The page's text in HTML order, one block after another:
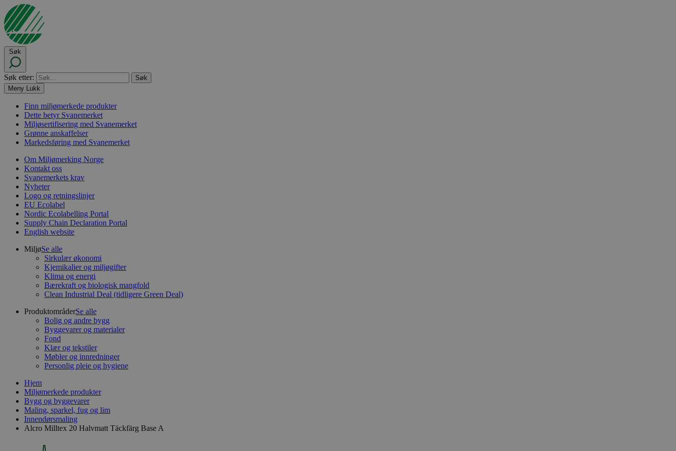
Søk
Søk etter:
Meny Lukk
Finn miljømerkede produkter
Dette betyr Svanemerket
Miljøsertifisering med Svanemerket
Grønne anskaffelser
Markedsføring med Svanemerket
Om Miljømerking Norge
Kontakt oss
Svanemerkets krav
Nyheter
Logo og retningslinjer
EU Ecolabel
Nordic Ecolabelling Portal
Supply Chain Declaration Portal
English website
MiljøSe alle
Sirkulær økonomi
Kjemikalier og miljøgifter
Klima og energi
Bærekraft og biologisk mangfold
Clean Industrial Deal (tidligere Green Deal)
ProduktområderSe alle
Bolig og andre bygg
Byggevarer og materialer
Fond
Klær og tekstiler
Møbler og innredninger
Personlig pleie og hygiene
Hjem
Miljømerkede produkter
Bygg og byggevarer
Maling, sparkel, fug og lim
Innendørsmaling
Alcro Milltex 20 Halvmatt Täckfärg Base A